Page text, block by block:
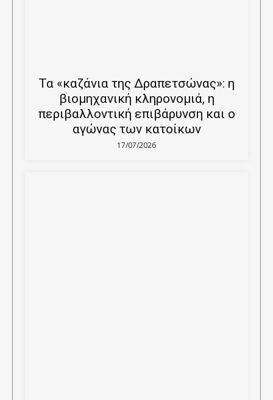
Τα «καζάνια της Δραπετσώνας»: η
βιομηχανική κληρονομιά, η
περιβαλλοντική επιβάρυνση και ο
αγώνας των κατοίκων
17/07/2026